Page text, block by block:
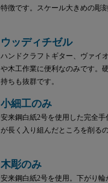
特徴です。スケール大きめの彫
ウッディチゼル
ハンドクラフトギター、ヴァイ
や木工作業に便利なのみです。
持ちも抜群です。
小細工のみ
安来鋼白紙2号を使用した完全手
が長く入り組んだところを削る
木彫のみ
安来鋼白紙2号を使用。下がり